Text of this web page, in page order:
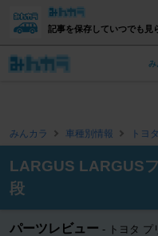
記事を保存していつでも見
み
みんカラ 車種別情報 トヨタ
LARGUS LARGUS
段
パーツレビュー トヨタ プ